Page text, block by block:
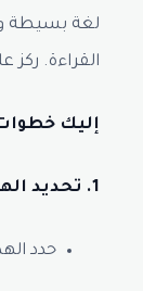
لغة بسيطة
القراءة.
إليك
1. تحديد الهدف والجمهور:
حدد